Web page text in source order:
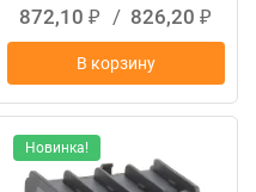
872,10 ₽ / 826,20 ₽
В корзину
Новинка!